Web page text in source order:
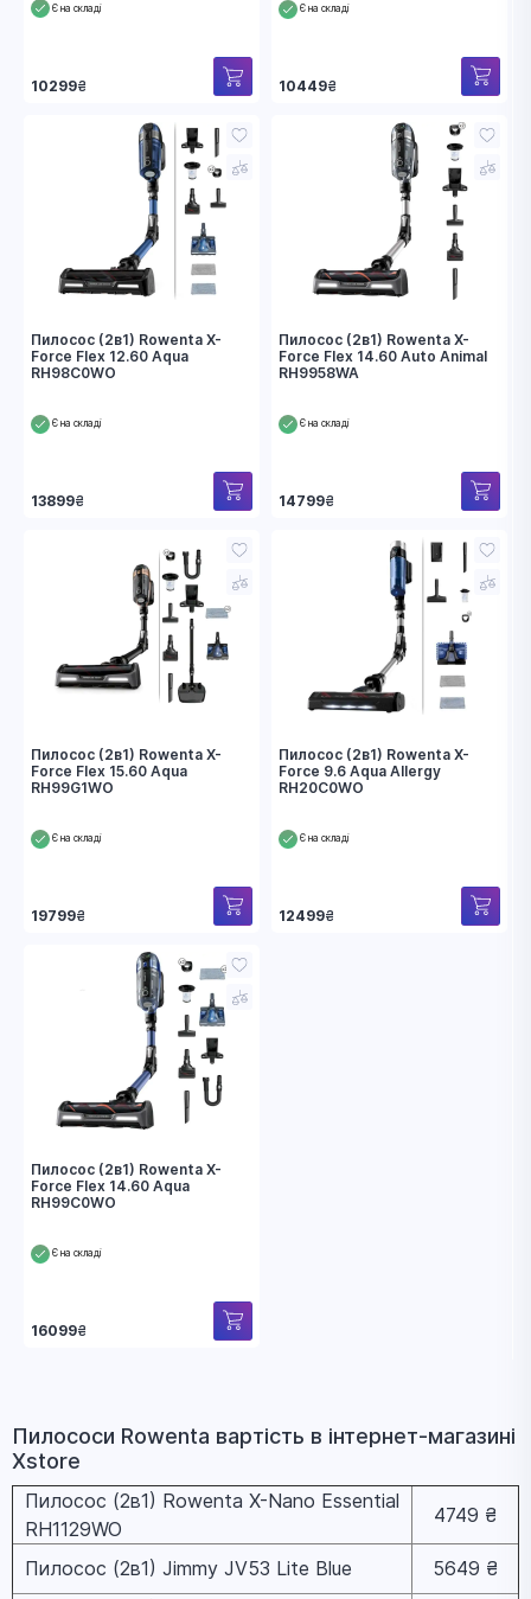
Є на складі
10299₴
Є на складі
10449₴
Пилосос (2в1) Rowenta X-
Force Flex 12.60 Aqua
RH98C0WO
Є на складі
13899₴
Пилосос (2в1) Rowenta X-
Force Flex 14.60 Auto Animal
RH9958WA
Є на складі
14799₴
Пилосос (2в1) Rowenta X-
Force Flex 15.60 Aqua
RH99G1WO
Є на складі
19799₴
Пилосос (2в1) Rowenta X-
Force 9.6 Aqua Allergy
RH20C0WO
Є на складі
12499₴
Пилосос (2в1) Rowenta X-
Force Flex 14.60 Aqua
RH99C0WO
Є на складі
16099₴
Пилососи Rowenta вapтіcть в інтернет-магазині
Xstore
Пилосос (2в1) Rowenta X-Nano Essential
RH1129WO
4749 ₴
Пилосос (2в1) Jimmy JV53 Lite Blue
5649 ₴